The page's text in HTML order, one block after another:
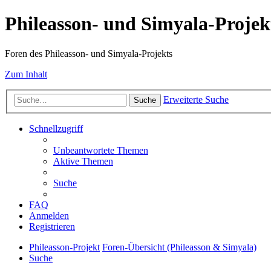
Phileasson- und Simyala-
Foren des Phileasson- und Simyala-Projekts
Zum Inhalt
Suche Erweiterte Suche
Schnellzugriff
Unbeantwortete Themen
Aktive Themen
Suche
FAQ
Anmelden
Registrieren
Phileasson-Projekt Foren-Übersicht (Phileasson & Simyala)
Suche